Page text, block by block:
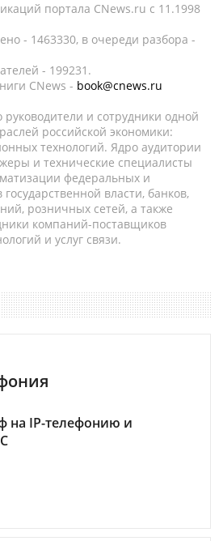
портала CNews.ru c 11.1998
- 1463330, в очереди разбора -
- 199231.
CNews - book@cnews.ru
и сотрудники одной
российской экономики:
технологий. Ядро аудитории
и технические специалисты
федеральных и
власти, банков,
розничных сетей, а также
компаний-поставщиков
и услуг связи.
на IP-телефонию и